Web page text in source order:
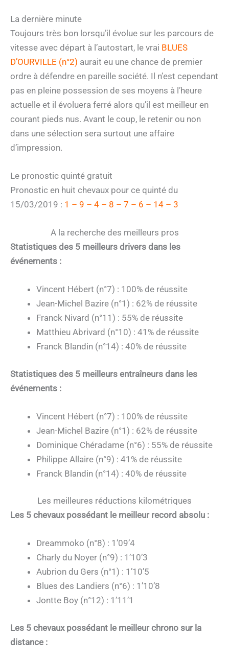
La dernière minute
Toujours très bon lorsqu’il évolue sur les parcours de
vitesse avec départ à l’autostart, le vrai BLUES
D’OURVILLE (n°2) aurait eu une chance de premier
ordre à défendre en pareille société. Il n’est cependant
pas en pleine possession de ses moyens à l’heure
actuelle et il évoluera ferré alors qu’il est meilleur en
courant pieds nus. Avant le coup, le retenir ou non
dans une sélection sera surtout une affaire
d’impression.
Le pronostic quinté gratuit
Pronostic en huit chevaux pour ce quinté du
15/03/2019 : 1 – 9 – 4 – 8 – 7 – 6 – 14 – 3
A la recherche des meilleurs pros
Statistiques des 5 meilleurs drivers dans les
événements :
Vincent Hébert (n°7) : 100% de réussite
Jean-Michel Bazire (n°1) : 62% de réussite
Franck Nivard (n°11) : 55% de réussite
Matthieu Abrivard (n°10) : 41% de réussite
Franck Blandin (n°14) : 40% de réussite
Statistiques des 5 meilleurs entraîneurs dans les
événements :
Vincent Hébert (n°7) : 100% de réussite
Jean-Michel Bazire (n°1) : 62% de réussite
Dominique Chéradame (n°6) : 55% de réussite
Philippe Allaire (n°9) : 41% de réussite
Franck Blandin (n°14) : 40% de réussite
Les meilleures réductions kilométriques
Les 5 chevaux possédant le meilleur record absolu :
Dreammoko (n°8) : 1’09’4
Charly du Noyer (n°9) : 1’10’3
Aubrion du Gers (n°1) : 1’10’5
Blues des Landiers (n°6) : 1’10’8
Jontte Boy (n°12) : 1’11’1
Les 5 chevaux possédant le meilleur chrono sur la
distance :